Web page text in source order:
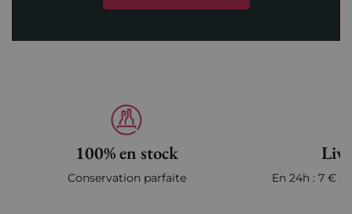
100% en stock
Conservation parfaite En 24h : 7 €